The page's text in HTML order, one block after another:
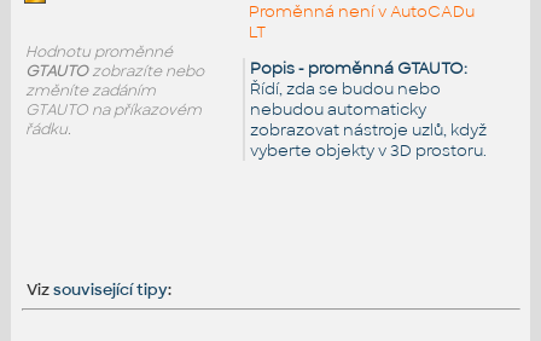
Proměnná není v AutoCADu
LT
Popis - proměnná GTAUTO:
Řídí, zda se budou nebo
nebudou automaticky
zobrazovat nástroje uzlů, když
vyberte objekty v 3D prostoru.
Hodnotu proměnné
GTAUTOzobrazíte nebo
změníte zadáním
GTAUTO na příkazovém
řádku.
Vizsouvisející tipy: